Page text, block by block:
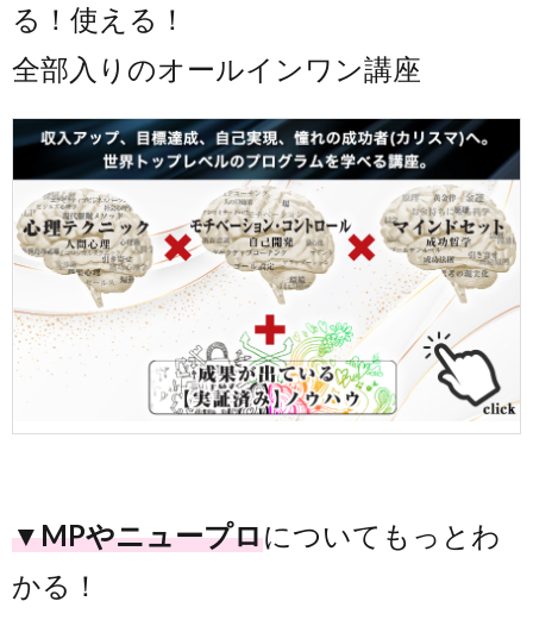
る！使える！
全部入りのオールインワン講座
▼MPやニュープロについてもっとわ
かる！